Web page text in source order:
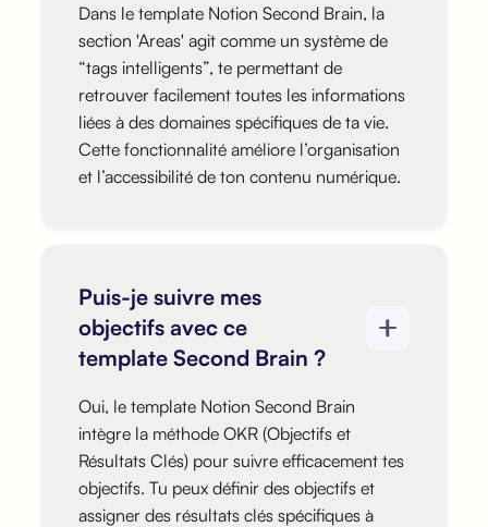
Dans le template Notion Second Brain, la
section 'Areas' agit comme un système de
“tags intelligents”, te permettant de
retrouver facilement toutes les informations
liées à des domaines spécifiques de ta vie.
Cette fonctionnalité améliore l’organisation
et l’accessibilité de ton contenu numérique.
Puis-je suivre mes
objectifs avec ce
template Second Brain ?
Oui, le template Notion Second Brain
intègre la méthode OKR (Objectifs et
Résultats Clés) pour suivre efficacement tes
objectifs. Tu peux définir des objectifs et
assigner des résultats clés spécifiques à